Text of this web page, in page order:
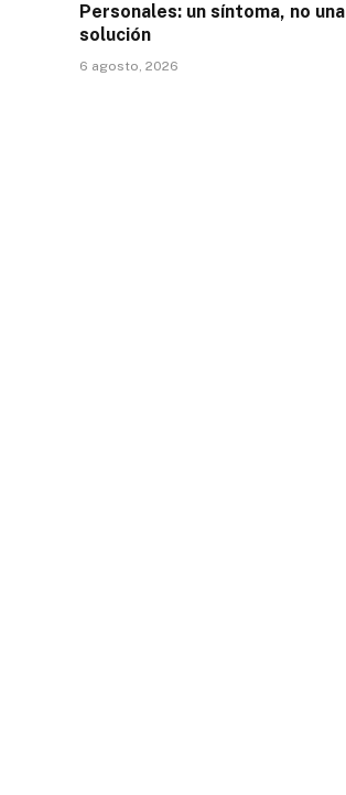
Personales: un síntoma, no una
solución
6 agosto, 2026